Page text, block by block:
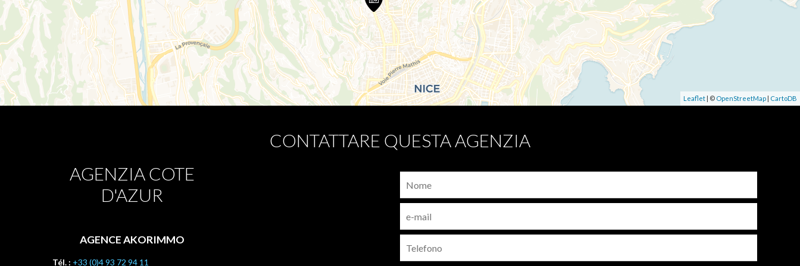
Leaflet | © OpenStreetMap | CartoDB
CONTATTARE QUESTA AGENZIA
AGENZIA COTE
D'AZUR
AGENCE AKORIMMO
Tél. : +33 (0)4 93 72 94 11